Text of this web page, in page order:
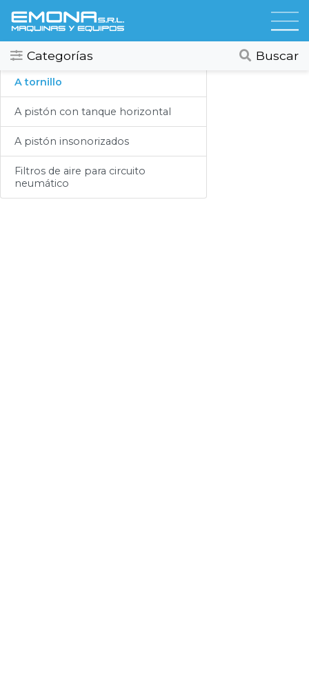
Categorías Buscar
Categorias
Todos
Compresores
Compresores
Ver todos
A tornillo
A pistón con tanque horizontal
A pistón insonorizados
Filtros de aire para circuito
neumático
Secadores
Hidrolavadoras
Lubricación
Limpieza